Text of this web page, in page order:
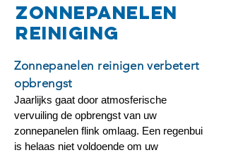
ZONNEPANElen
reiniging
Zonnepanelen reinigen verbetert
opbrengst
Jaarlijks gaat door atmosferische
vervuiling de opbrengst van uw
zonnepanelen flink omlaag. Een regenbui
is helaas niet voldoende om uw